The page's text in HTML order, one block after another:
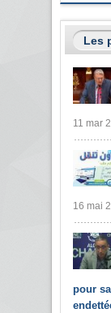
Les
11 mar
16 mai
pour